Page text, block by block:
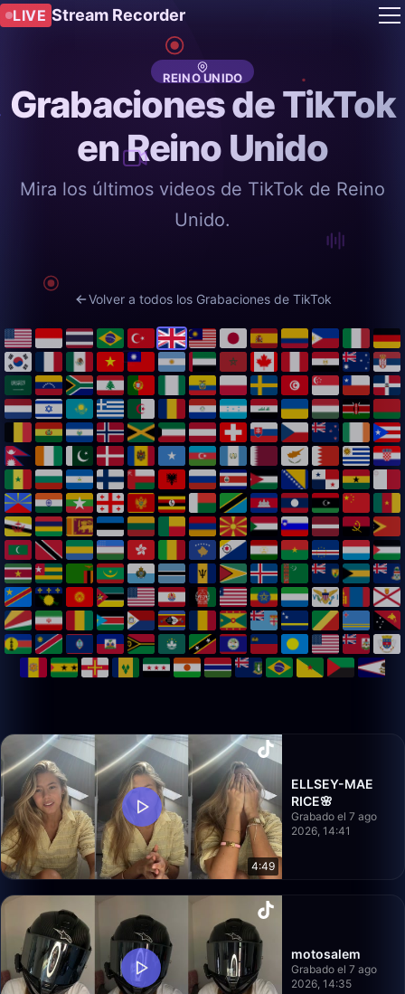
LIVE Stream Recorder
REINO UNIDO
Grabaciones de TikTok
en Reino Unido
Mira los últimos videos de TikTok de Reino
Unido.
Volver a todos los Grabaciones de TikTok
4:49
ELLSEY-MAE
RICE🌸
Grabado el 7 ago
2026, 14:41
motosalem
Grabado el 7 ago
2026, 14:35